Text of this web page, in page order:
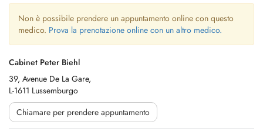
Non è possibile prendere un appuntamento online con questo
medico. Prova la prenotazione online con un altro medico.
Cabinet Peter Biehl
39, Avenue De La Gare,
L-1611 Lussemburgo
Chiamare per prendere appuntamento